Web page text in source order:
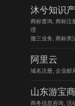
沐兮知识
商标查询, 商标注
理
撤三业务, 商标类
阿里云
域名注册, 企业邮
山东游宝
商务信息咨询, 活